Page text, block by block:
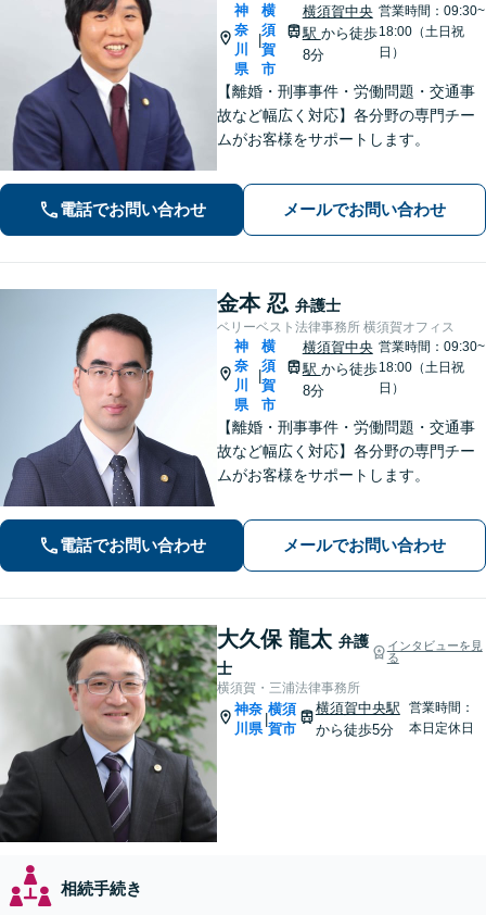
神
奈
川
県
横
須
賀
市
横須賀中央
駅 から徒歩
8分
営業時間：09:30~
18:00（土日祝
日）
【離婚・刑事事件・労働問題・交通事
故など幅広く対応】各分野の専門チー
ムがお客様をサポートします。
電話でお問い合わせ メールでお問い合わせ
金本 忍 弁護士
ベリーベスト法律事務所 横須賀オフィス
神
奈
川
県
横
須
賀
市
横須賀中央
駅 から徒歩
8分
営業時間：09:30~
18:00（土日祝
日）
【離婚・刑事事件・労働問題・交通事
故など幅広く対応】各分野の専門チー
ムがお客様をサポートします。
電話でお問い合わせ メールでお問い合わせ
大久保 龍太 弁護
士
インタビューを見
る
横須賀・三浦法律事務所
神奈
川県
横須
賀市
横須賀中央駅
から徒歩5分
営業時間：
本日定休日
相続手続き